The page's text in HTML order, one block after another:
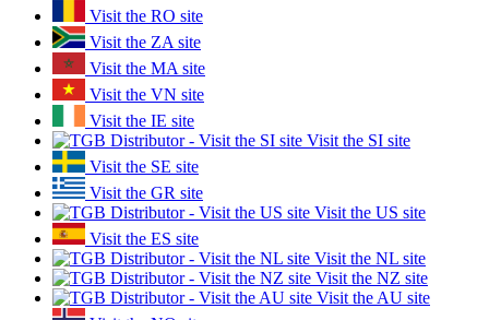
Visit the RO site
Visit the ZA site
Visit the MA site
Visit the VN site
Visit the IE site
Visit the SI site
Visit the SE site
Visit the GR site
Visit the US site
Visit the ES site
Visit the NL site
Visit the NZ site
Visit the AU site